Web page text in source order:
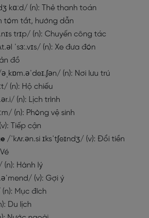
kɑːd/ (n): Thẻ thanh toán
tóm tắt, hướng dẫn
trɪp/ (n): Chuyến công tác
ˈsɜː.vɪs/ (n): Xe đưa đón
đồ
(n): Nơi lưu trú
(n): Hộ chiếu
(n): Lịch trình
(n): Phòng vệ sinh
Tiếp cận
/ˈkʌr.ən.si ɪksˈtʃeɪndʒ/ (v): Đổi tiền
(n): Hành lý
(v): Gợi ý
(n): Mục đích
Du lịch